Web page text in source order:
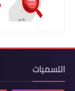
التسميات